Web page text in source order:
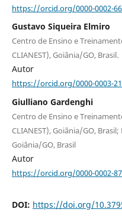
https://orcid.org/0000-0002-
Gustavo Siqueira Elmiro
Centro de Ensino e
CLIANEST), Goiânia/GO, Brasil.
Autor
https://orcid.org/0000-0003-
Giulliano Gardenghi
Centro de Ensino e
CLIANEST), Goiânia/GO,
Goiânia/GO, Brasil
Autor
https://orcid.org/0000-0002-
DOI: https://doi.org/